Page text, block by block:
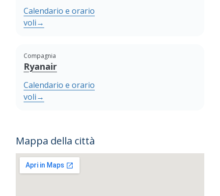
Calendario e orario
voli→
Compagnia
Ryanair
Calendario e orario
voli→
Mappa della città